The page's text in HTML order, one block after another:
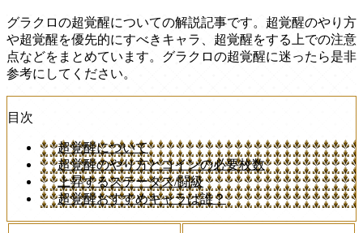
グラクロの超覚醒についての解説記事です。超覚醒のやり方
や超覚醒を優先的にすべきキャラ、超覚醒をする上での注意
点などをまとめています。グラクロの超覚醒に迷ったら是非
参考にしてください。
目次
超覚醒について
超覚醒のやり方とコインの必要枚数
上昇するステータス/闘級
超覚醒おすすめキャラは誰？